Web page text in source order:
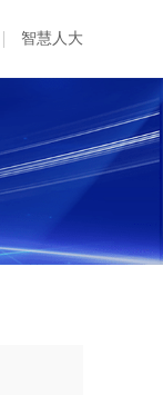
智慧人大